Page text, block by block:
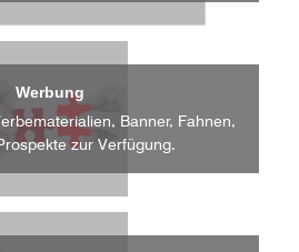
Werbung
Banner, Fahnen,
zur Verfügung.